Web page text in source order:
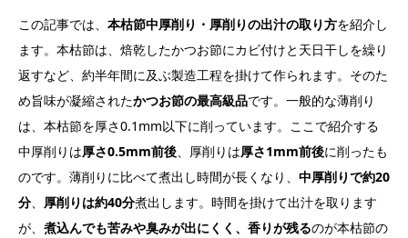
この記事では、 本枯節中厚削り・厚削りの出汁の取り方を紹介し
ます。本枯節は、焙乾したかつお節にカビ付けと天日干しを繰り
返すなど、約半年間に及ぶ製造工程を掛けて作られます。そのた
め旨味が凝縮されたかつお節の最高級品です。一般的な薄削り
は、本枯節を厚さ0.1mm以下に削っています。ここで紹介する
中厚削りは厚さ0.5mm前後、厚削りは厚さ1mm前後に削ったも
のです。薄削りに比べて煮出し時間が長くなり、 中厚削りで約20
分、 厚削りは約40分煮出します。時間を掛けて出汁を取ります
が、 煮込んでも苦みや臭みが出にくく、香りが残るのが本枯節の